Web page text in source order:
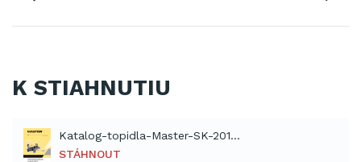
K STIAHNUTIU
Katalog-topidla-Master-SK-2012 (PDF)
STÁHNOUT